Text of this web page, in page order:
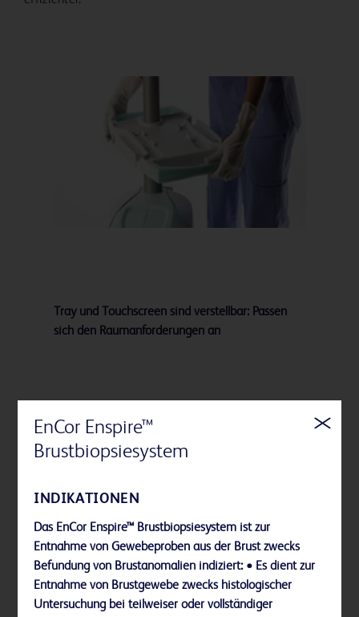
Tray und Touchscreen sind verstellbar: Passen
sich den Raumanforderungen an
EnCor Enspire™
Brustbiopsiesystem
INDIKATIONEN
Das EnCor Enspire™ Brustbiopsiesystem ist zur
Entnahme von Gewebeproben aus der Brust zwecks
Befundung von Brustanomalien indiziert: • Es dient zur
Entnahme von Brustgewebe zwecks histologischer
Untersuchung bei teilweiser oder vollständiger